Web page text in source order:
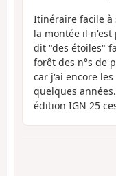
Itinéraire facile à
la montée il
dit "des étoiles"
forêt des n°s de
car j'ai encore
quelques
édition IGN 25